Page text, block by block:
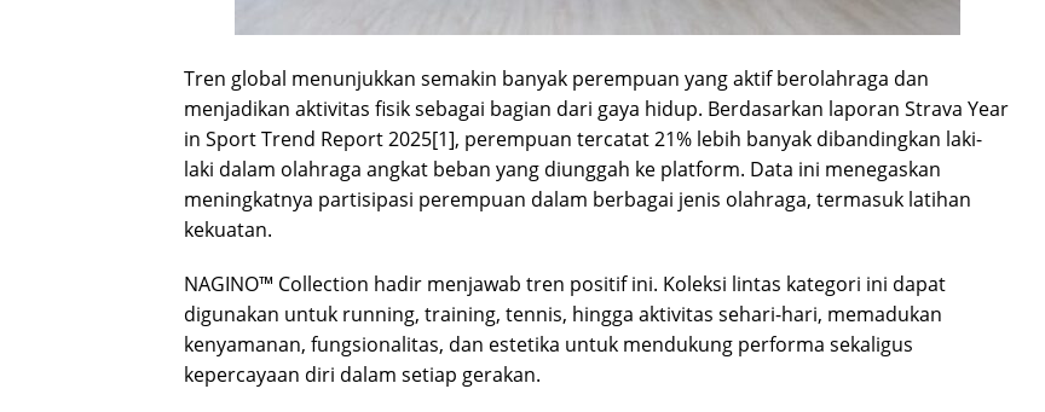
Tren global menunjukkan semakin banyak perempuan yang aktif berolahraga dan
menjadikan aktivitas fisik sebagai bagian dari gaya hidup. Berdasarkan laporan Strava Year
in Sport Trend Report 2025[1], perempuan tercatat 21% lebih banyak dibandingkan laki-
laki dalam olahraga angkat beban yang diunggah ke platform. Data ini menegaskan
meningkatnya partisipasi perempuan dalam berbagai jenis olahraga, termasuk latihan
kekuatan.
NAGINO™ Collection hadir menjawab tren positif ini. Koleksi lintas kategori ini dapat
digunakan untuk running, training, tennis, hingga aktivitas sehari-hari, memadukan
kenyamanan, fungsionalitas, dan estetika untuk mendukung performa sekaligus
kepercayaan diri dalam setiap gerakan.